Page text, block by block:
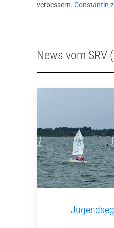
verbessern. Constantin
News vom SRV